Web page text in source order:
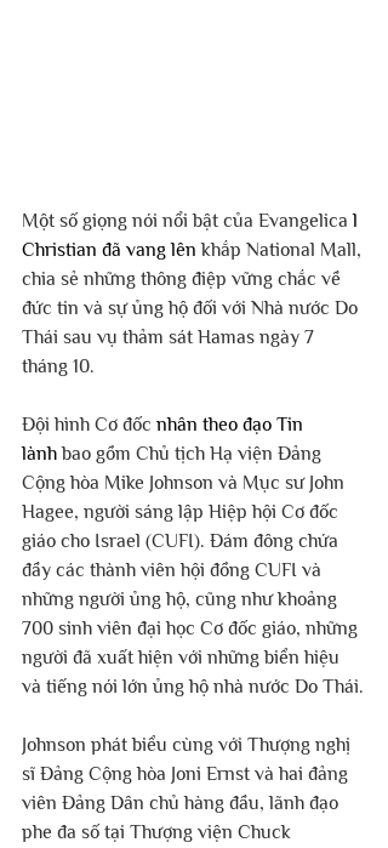
Một số giọng nói nổi bật của Evangelica l
Christian đã vang lên khắp National Mall,
chia sẻ những thông điệp vững chắc về
đức tin và sự ủng hộ đối với Nhà nước Do
Thái sau vụ thảm sát Hamas ngày 7
tháng 10.
Đội hình Cơ đốc nhân theo đạo Tin
lành bao gồm Chủ tịch Hạ viện Đảng
Cộng hòa Mike Johnson và Mục sư John
Hagee, người sáng lập Hiệp hội Cơ đốc
giáo cho Israel (CUFI). Đám đông chứa
đầy các thành viên hội đồng CUFI và
những người ủng hộ, cũng như khoảng
700 sinh viên đại học Cơ đốc giáo, những
người đã xuất hiện với những biển hiệu
và tiếng nói lớn ủng hộ nhà nước Do Thái.
Johnson phát biểu cùng với Thượng nghị
sĩ Đảng Cộng hòa Joni Ernst và hai đảng
viên Đảng Dân chủ hàng đầu, lãnh đạo
phe đa số tại Thượng viện Chuck